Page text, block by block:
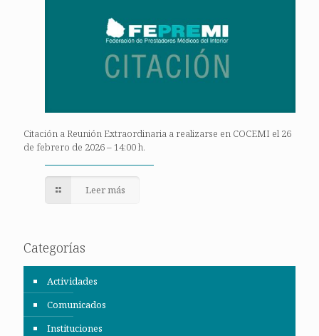
Citación a Reunión Extraordinaria a realizarse en COCEMI el 26
de febrero de 2026 – 14:00 h.
Leer más
Categorías
Actividades
Comunicados
Instituciones